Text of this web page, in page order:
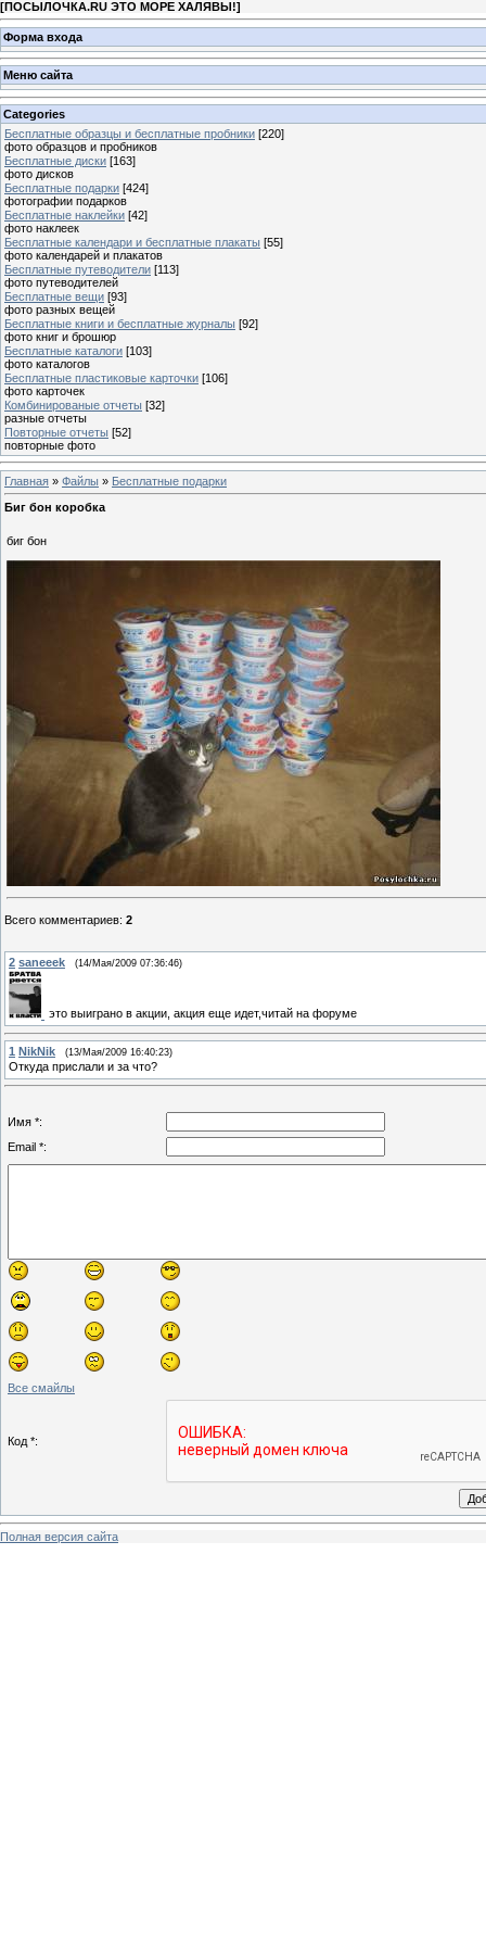
[ПОСЫЛОЧКА.RU ЭТО МОРЕ ХАЛЯВЫ!]
Форма входа
Меню сайта
Categories
Бесплатные образцы и бесплатные пробники [220]
фото образцов и пробников
Бесплатные диски [163]
фото дисков
Бесплатные подарки [424]
фотографии подарков
Бесплатные наклейки [42]
фото наклеек
Бесплатные календари и бесплатные плакаты [55]
фото календарей и плакатов
Бесплатные путеводители [113]
фото путеводителей
Бесплатные вещи [93]
фото разных вещей
Бесплатные книги и бесплатные журналы [92]
фото книг и брошюр
Бесплатные каталоги [103]
фото каталогов
Бесплатные пластиковые карточки [106]
фото карточек
Комбинированые отчеты [32]
разные отчеты
Повторные отчеты [52]
повторные фото
Главная » Файлы » Бесплатные подарки
Биг бон коробка
биг бон
Всего комментариев: 2
2 saneeek (14/Мая/2009 07:36:46)
это выиграно в акции, акция еще идет,читай на форуме
1 NikNik (13/Мая/2009 16:40:23)
Откуда прислали и за что?
Имя *:
Email *:
Все смайлы
Код *:
Полная версия сайта